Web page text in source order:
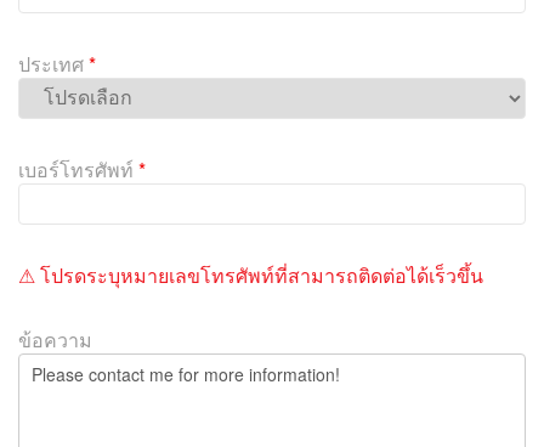
i
s
e
l
m
y
ประเทศ*
เบอร์โทรศัพท์ *
⚠ โปรดระบุหมายเลขโทรศัพท์ที่สามารถติดต่อได้เร็วขึ้น
ข้อความ